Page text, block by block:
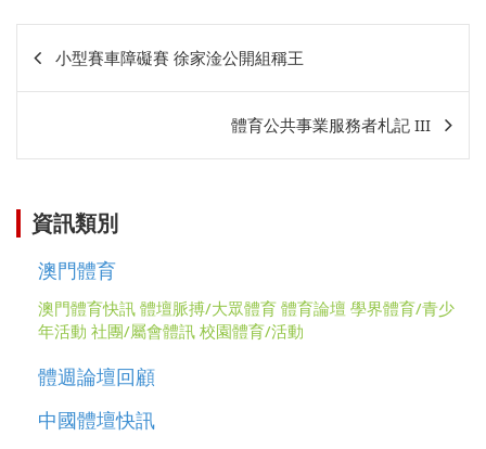
章
小型賽車障礙賽 徐家淦公開組稱王
體育公共事業服務者札記 III
資訊類別
澳門體育
澳門體育快訊 體壇脈搏/大眾體育 體育論壇 學界體育/青少
年活動 社團/屬會體訊 校園體育/活動
體週論壇回顧
中國體壇快訊